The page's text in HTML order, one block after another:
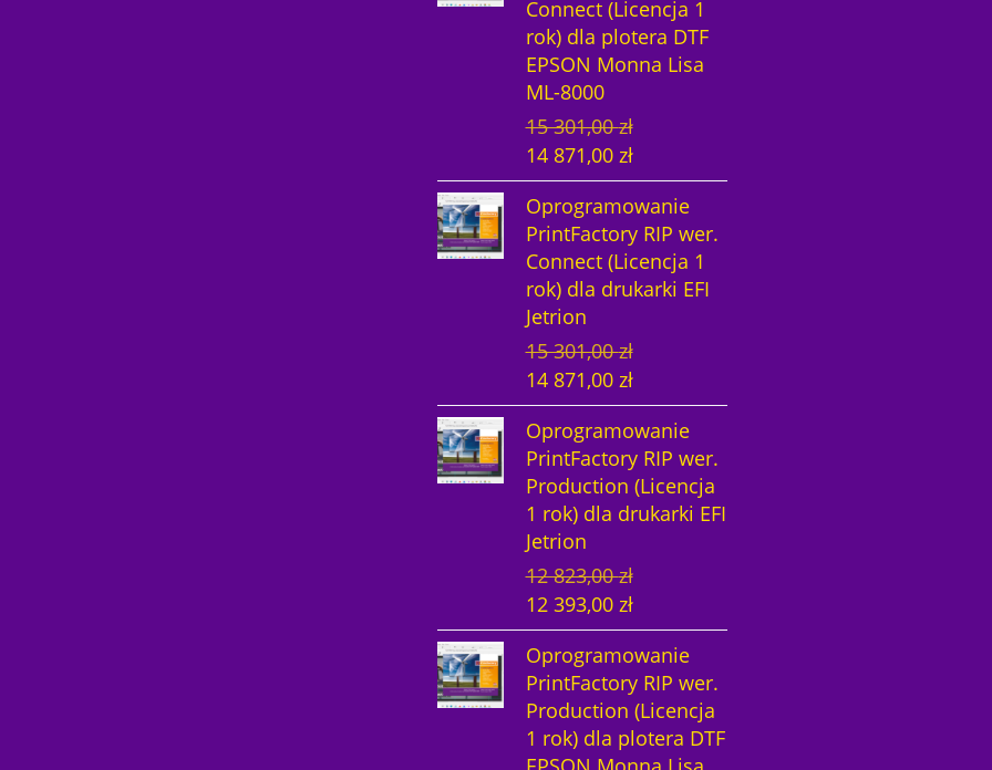
Connect (Licencja 1
rok) dla plotera DTF
EPSON Monna Lisa
ML-8000
15 301,00zł
e
r
w
o
t
e
n
a
w
y
ł
a
:
1
14 871,00 zł
t
u
a
l
n
n
a
w
y
n
1
4
8
7
Oprogramowanie
PrintFactory RIP wer.
Connect (Licencja 1
rok) dla drukarki EFI
Jetrion
15 301,00zł
e
r
w
o
t
e
n
a
w
y
14 871,00 zł
t
u
a
l
n
n
a
w
y
n
Oprogramowanie
PrintFactory RIP wer.
Production (Licencja
1 rok) dla drukarki EFI
Jetrion
12 823,00zł
e
r
w
o
t
12 393,00 zł
t
u
a
l
n
Oprogramowanie
PrintFactory RIP wer.
Production (Licencja
1 rok) dla plotera DTF